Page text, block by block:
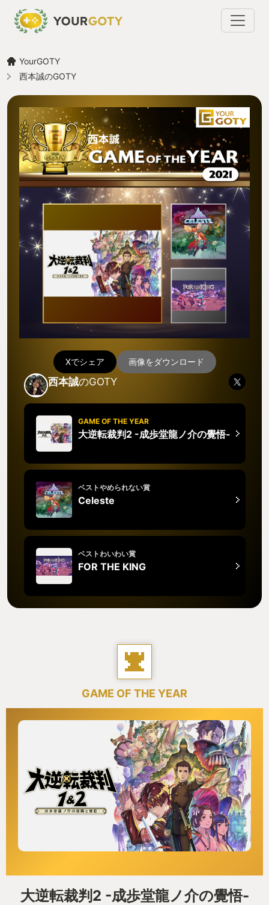
YourGOTY
西本誠のGOTY
Xでシェア 画像をダウンロード
西本誠のGOTY
GAME OF THE YEAR
大逆転裁判2 -成歩堂龍ノ介の覺悟-
ベストやめられない賞
Celeste
ベストわいわい賞
FOR THE KING
GAME OF THE YEAR
大逆転裁判2 -成歩堂龍ノ介の覺悟-